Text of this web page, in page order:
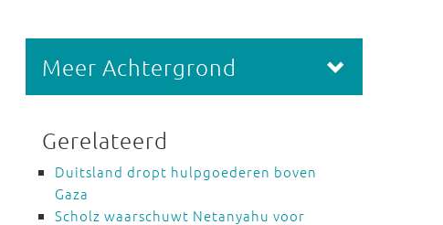
Meer Achtergrond
Gerelateerd
Duitsland dropt hulpgoederen boven
Gaza
Scholz waarschuwt Netanyahu voor